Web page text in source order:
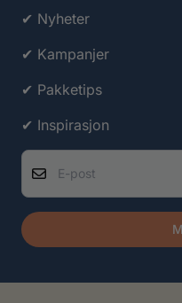
✔ Nyheter
✔ Kampanjer
✔ Pakketips
✔ Inspirasjon
E-post